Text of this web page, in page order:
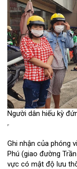
Người dân hiếu kỳ
Ghi nhận của phóng
Phú (giao đường
vực có mật độ lưu